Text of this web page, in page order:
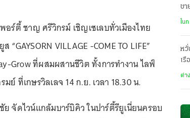
ร์ตี้ ชาญ ศรีวิกรม์ เชิญเซเลบทั่วเมืองไทย
“GAYSORN VILLAGE -COME TO LIFE”
Grow ที่ผสมผสานชีวิต ทั้งการทำงาน ไลฟ์
ที่เกษรวิลเลจ 14 ก.ย. เวลา 18.30 น.
จัดไวน์แกล้มบาร์บิคิว ในปาร์ตี้รียูเนี่ยนครอบ
ชา
ฌ
ใน
หวั่
เรื
ต่า